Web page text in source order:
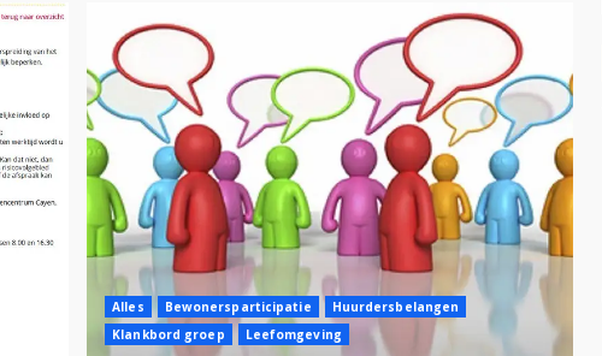
Alles Bewonersparticipatie
Huurdersbelangen
Klankbord groep
Leefomgeving